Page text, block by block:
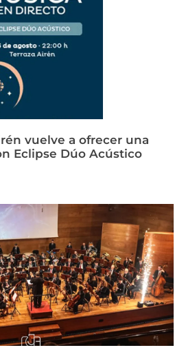
vuelve a ofrecer una
Eclipse Dúo Acústico